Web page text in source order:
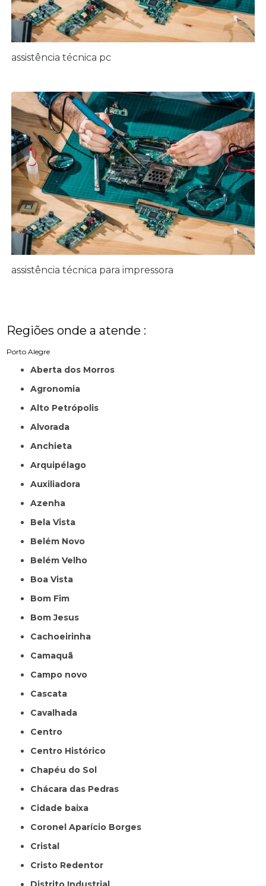
assistência técnica pc
assistência técnica para impressora
Regiões onde a atende :
Porto Alegre
Aberta dos Morros
Agronomia
Alto Petrópolis
Alvorada
Anchieta
Arquipélago
Auxiliadora
Azenha
Bela Vista
Belém Novo
Belém Velho
Boa Vista
Bom Fim
Bom Jesus
Cachoeirinha
Camaquã
Campo novo
Cascata
Cavalhada
Centro
Centro Histórico
Chapéu do Sol
Chácara das Pedras
Cidade baixa
Coronel Aparício Borges
Cristal
Cristo Redentor